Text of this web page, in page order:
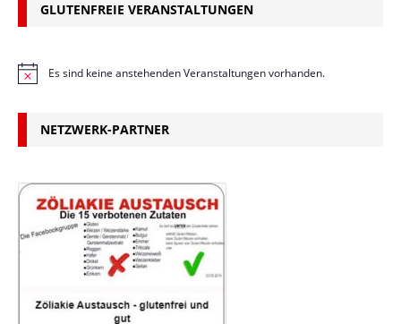
GLUTENFREIE VERANSTALTUNGEN
H
i
Es sind keine anstehenden Veranstaltungen vorhanden.
NETZWERK-PARTNER